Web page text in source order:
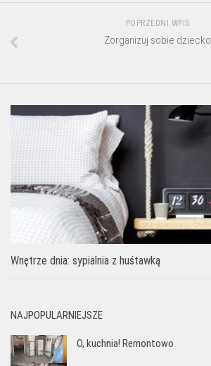
POPRZEDNI WPIS
Zorganizuj sobie dziecko
Wnętrze dnia: sypialnia z huśtawką
NAJPOPULARNIEJSZE
O, kuchnia! Remontowo